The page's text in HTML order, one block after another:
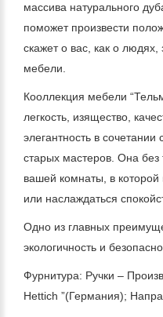
массива натурального
поможет произвести
скажет о вас, как о
мебели.
Кооллекция мебели
легкость, изящество,
элегантность в
старых мастеров. Она без
вашей комнаты, в
или наслаждаться
Одно из главных
экологичность и
Фурнитура: Ручки –
Hettich ”(Германия);